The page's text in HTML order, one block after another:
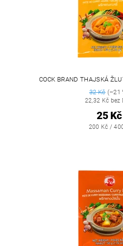
COCK BRAND THAJSKÁ
32 Kč(–21
22,32 Kč bez
25 Kč
200 Kč /